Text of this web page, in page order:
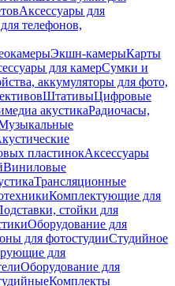
Аксессуары для
телефонов,
Экшн-камерыКарты
для камерСумки и
аккумуляторы для фото,
ШтативыЦифровые
акустикаРадиочасы,
пластинокАксессуары
Виниловые
Трансляционные
Комплектующие для
стойки для
Оборудование для
для фотостудииСтудийное
для
Оборудование для
Комплекты